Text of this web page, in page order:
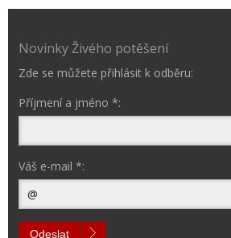
Novinky Živého potěšení
Zde se můžete přihlásit k odběru:
Příjmení a jméno *:
Váš e-mail *:
Odeslat